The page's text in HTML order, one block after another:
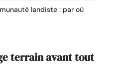
landiste : par où
terrain avant tout